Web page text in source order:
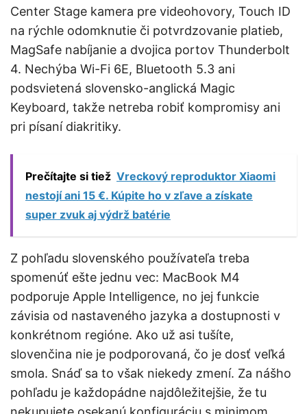
Center Stage kamera pre videohovory, Touch ID
na rýchle odomknutie či potvrdzovanie platieb,
MagSafe nabíjanie a dvojica portov Thunderbolt
4. Nechýba Wi-Fi 6E, Bluetooth 5.3 ani
podsvietená slovensko-anglická Magic
Keyboard, takže netreba robiť kompromisy ani
pri písaní diakritiky.
Prečítajte si tiež Vreckový reproduktor Xiaomi
nestojí ani 15 €. Kúpite ho v zľave a získate
super zvuk aj výdrž batérie
Z pohľadu slovenského používateľa treba
spomenúť ešte jednu vec: MacBook M4
podporuje Apple Intelligence, no jej funkcie
závisia od nastaveného jazyka a dostupnosti v
konkrétnom regióne. Ako už asi tušíte,
slovenčina nie je podporovaná, čo je dosť veľká
smola. Snáď sa to však niekedy zmení. Za nášho
pohľadu je každopádne najdôležitejšie, že tu